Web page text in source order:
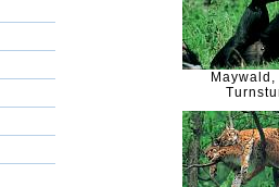
Maywald,